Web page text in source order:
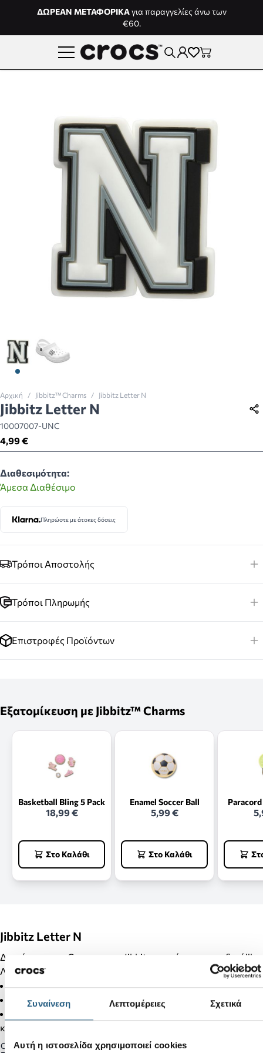
Συναίνεση Λεπτομέρειες Σχετικά
Αυτή η ιστοσελίδα χρησιμοποιεί cookies
Μετάβαση στο περιεχόμενο
ΔΩΡΕΑΝ ΜΕΤΑΦΟΡΙΚΑγια παραγγελίες άνω των
€60.
View larger image
Αρχική / Jibbitz™ Charms / Jibbitz Letter N
Jibbitz Letter N
10007007-UNC
4,99 €
Διαθεσιμότητα:
Άμεσα Διαθέσιμο
Πληρώστε με άτοκες δόσεις
Τρόποι Αποστολής
Τρόποι Πληρωμής
Επιστροφές Προϊόντων
Εξατομίκευση με Jibbitz™ Charms
Basketball Bling 5 Pack
18,99 €
Στο Καλάθι
Enamel Soccer Ball
5,99 €
Στο Καλάθι
Jibbitz Letter N
Διακόσμησε τα Crocs σου με Jibbitz και κάνε τα μοναδικά!!!
Λεπτομέρειες Προϊόντος:
Δεν είναι παιχνίδι.
Δεν απευθύνεται σε παιδιά κάτω των 3 ετών.
και επιστροφές.
Gender: